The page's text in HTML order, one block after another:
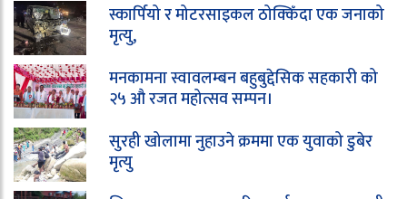
स्कार्पियो र मोटरसाइकल ठोक्किँदा एक जनाको
मृत्यु,
मनकामना स्वावलम्बन बहुबुद्देसिक सहकारी को
२५ औ रजत महोत्सव सम्पन।
सुरही खोलामा नुहाउने क्रममा एक युवाको डुबेर
मृत्यु